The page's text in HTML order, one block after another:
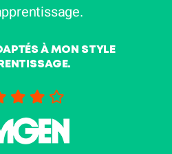
À MON STYLE